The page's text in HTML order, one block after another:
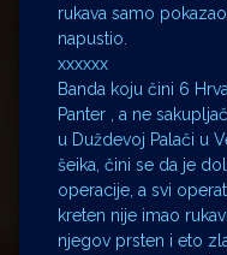
rukava samo
napustio.
xxxxxx
Banda koju čini 6
Panter , a ne
u Duždevoj Palači u
šeika, čini se da je
operacije, a svi
kreten nije imao
njegov prsten i eto